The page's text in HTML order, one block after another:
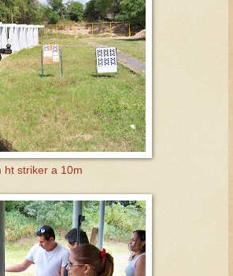
ht striker a 10m